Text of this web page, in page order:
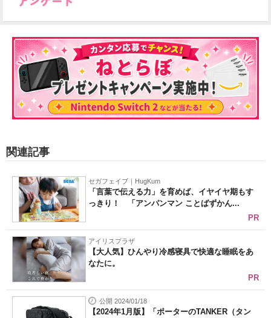
関連記事
セガフェイブ｜HugKum
「言葉で伝える力」を育めば、イヤイヤ期もす
っきり！ 「アンパンマン ことばずかん...
PR
アイリスプラザ
【大人気】ひんやり冷感寝具で快適な睡眠をあ
なたに。
PR
公開 2024/01/18
【2024年1月版】「ポーターのTANKER（タン